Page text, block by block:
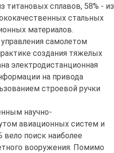
титановых сплавов, 58% - из
стальных
материалов.
самолетом
создания тяжелых
электродистанционная
на привода
строевой ручки
научно-
авиационных систем и
поиск наиболее
вооружения. Помимо